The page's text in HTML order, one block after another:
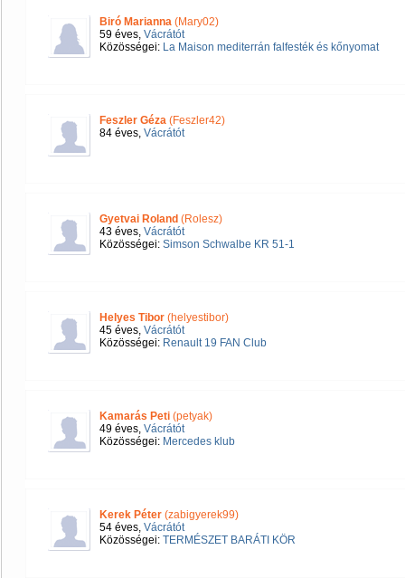
Biró Marianna (Mary02)
59 éves, Vácrátót
Közösségei: La Maison mediterrán falfesték és kőnyomat
Feszler Géza (Feszler42)
84 éves, Vácrátót
Gyetvai Roland (Rolesz)
43 éves, Vácrátót
Közösségei: Simson Schwalbe KR 51-1
Helyes Tibor (helyestibor)
45 éves, Vácrátót
Közösségei: Renault 19 FAN Club
Kamarás Peti (petyak)
49 éves, Vácrátót
Közösségei: Mercedes klub
Kerek Péter (zabigyerek99)
54 éves, Vácrátót
Közösségei: TERMÉSZET BARÁTI KÖR